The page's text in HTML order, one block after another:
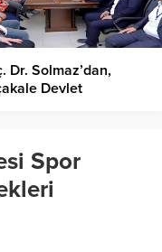
Dr. Solmaz’dan,
Devlet
Spor